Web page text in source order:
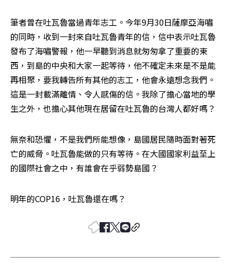
筆者曾在吐瓦魯當過青年志工。今年9月30日薩摩亞海嘯
的同時，收到一封來自吐瓦魯青年的信，信中表示吐瓦魯
發布了海嘯警報，他一早聽到消息就匆匆拿了重要的東
西，到島的中央和大家一起等待，他不確定未來是不是能
再相聚，要我轉告所有其他的志工，他會永遠想念我們。
這是一封載滿離情、令人感傷的信。我除了擔心當地的學
生之外，也擔心其他現在居留在吐瓦魯的台灣人都好嗎？
無奈和恐懼，不是我們所能想像，島國居民隨時面對著死
亡的威脅。吐瓦魯能做的只有等待。在大國國家利益至上
的國際社會之中，有誰會在乎弱勢島國？
明年的COP16，吐瓦魯還在嗎？